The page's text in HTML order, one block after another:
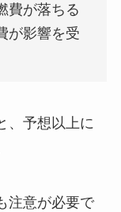
費が落ちる
が影響を受
、予想以上に
注意が必要で